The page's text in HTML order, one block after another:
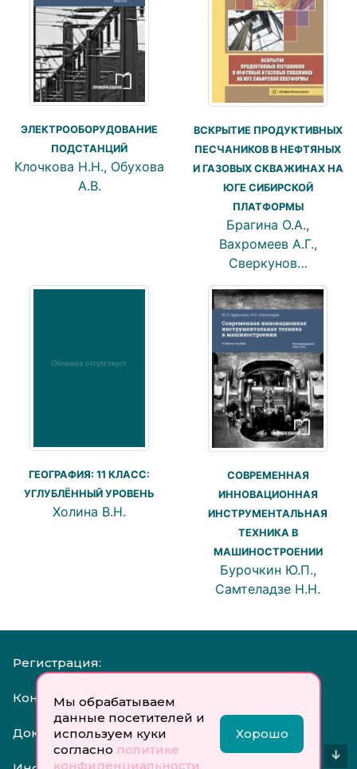
Мы обрабатываем
данные посетителей и
используем куки
согласно политике
конфиденциальности
Хорошо
ЭЛЕКТРООБОРУДОВАНИЕ
ПОДСТАНЦИЙ
Клочкова Н.Н., Обухова
А.В.
ВСКРЫТИЕ ПРОДУКТИВНЫХ
ПЕСЧАНИКОВ В НЕФТЯНЫХ
И ГАЗОВЫХ СКВАЖИНАХ НА
ЮГЕ СИБИРСКОЙ
ПЛАТФОРМЫ
Брагина О.А.,
Вахромеев А.Г.,
Сверкунов…
ГЕОГРАФИЯ: 11 КЛАСС:
УГЛУБЛЁННЫЙ УРОВЕНЬ
Холина В.Н.
СОВРЕМЕННАЯ
ИННОВАЦИОННАЯ
ИНСТРУМЕНТАЛЬНАЯ
ТЕХНИКА В
МАШИНОСТРОЕНИИ
Бурочкин Ю.П.,
Самтеладзе Н.Н.
Регистрация:
Контакты:
Документы:
↓